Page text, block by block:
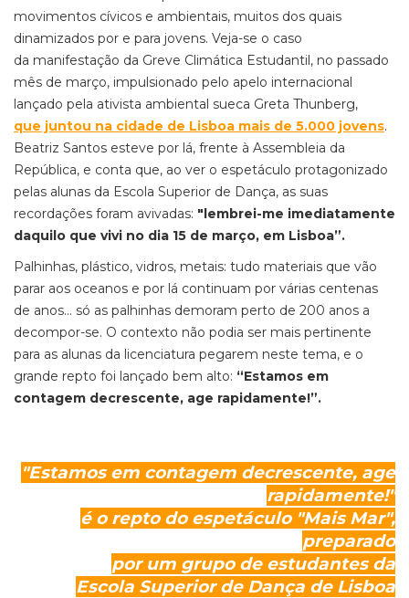
movimentos cívicos e ambientais, muitos dos quais
dinamizados por e para jovens. Veja-se o caso
da manifestação da Greve Climática Estudantil, no passado
mês de março, impulsionado pelo apelo internacional
lançado pela ativista ambiental sueca Greta Thunberg,
que juntou na cidade de Lisboa mais de 5.000 jovens.
Beatriz Santos esteve por lá, frente à Assembleia da
República, e conta que, ao ver o espetáculo protagonizado
pelas alunas da Escola Superior de Dança, as suas
recordações foram avivadas: "lembrei-me imediatamente
daquilo que vivi no dia 15 de março, em Lisboa”.
Palhinhas, plástico, vidros, metais: tudo materiais que vão
parar aos oceanos e por lá continuam por várias centenas
de anos... só as palhinhas demoram perto de 200 anos a
decompor-se. O contexto não podia ser mais pertinente
para as alunas da licenciatura pegarem neste tema, e o
grande repto foi lançado bem alto: “Estamos em
contagem decrescente, age rapidamente!”.
"Estamos em contagem decrescente, age
rapidamente!"
é o repto do espetáculo "Mais Mar",
preparado
por um grupo de estudantes da
Escola Superior de Dança de Lisboa